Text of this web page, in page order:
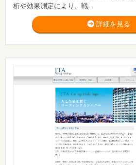
析や効果測定により、戦...
詳細を見る